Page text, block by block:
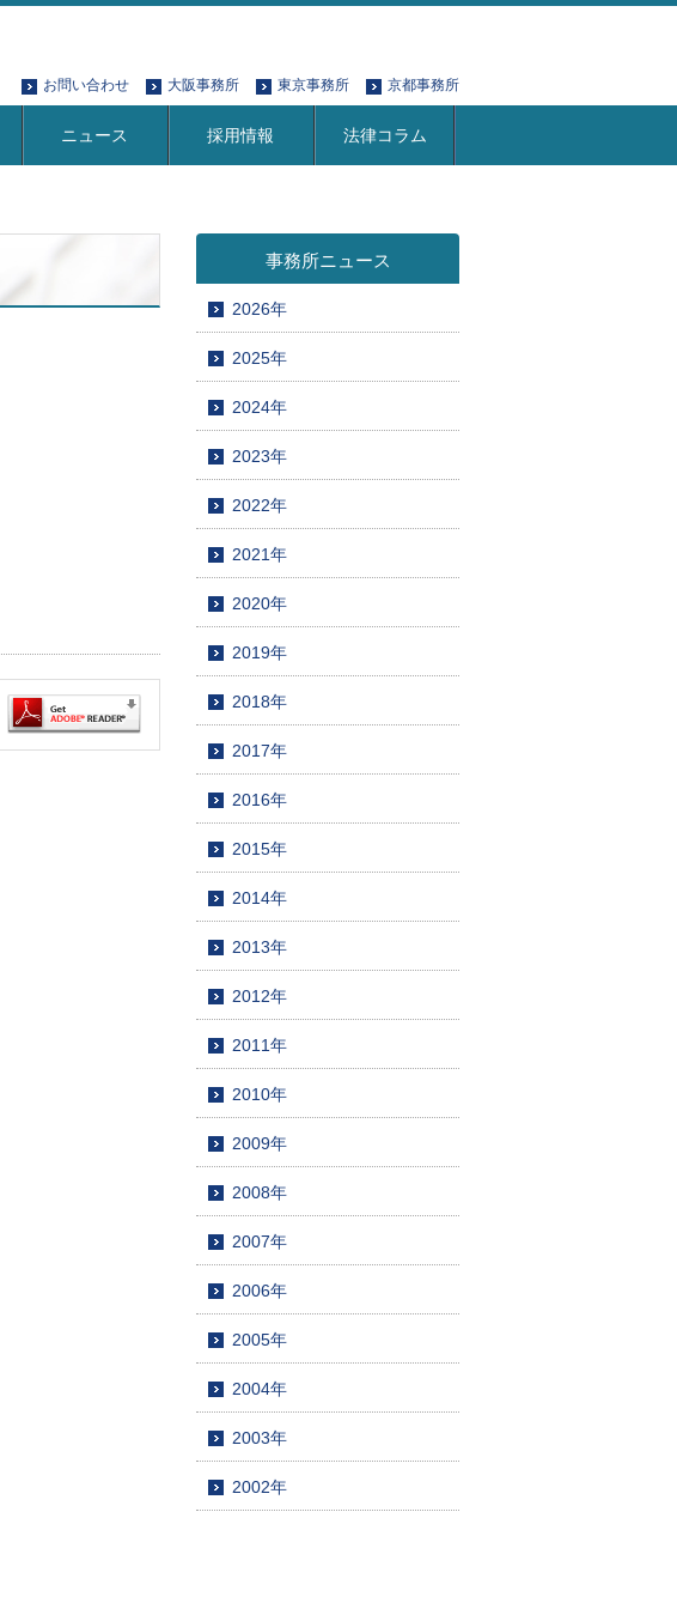
お問い合わせ 大阪事務所 東京事務所 京都事務所
ニュース 採用情報 法律コラム
事務所ニュース
2026年
2025年
2024年
2023年
2022年
2021年
2020年
2019年
2018年
2017年
2016年
2015年
2014年
2013年
2012年
2011年
2010年
2009年
2008年
2007年
2006年
2005年
2004年
2003年
2002年